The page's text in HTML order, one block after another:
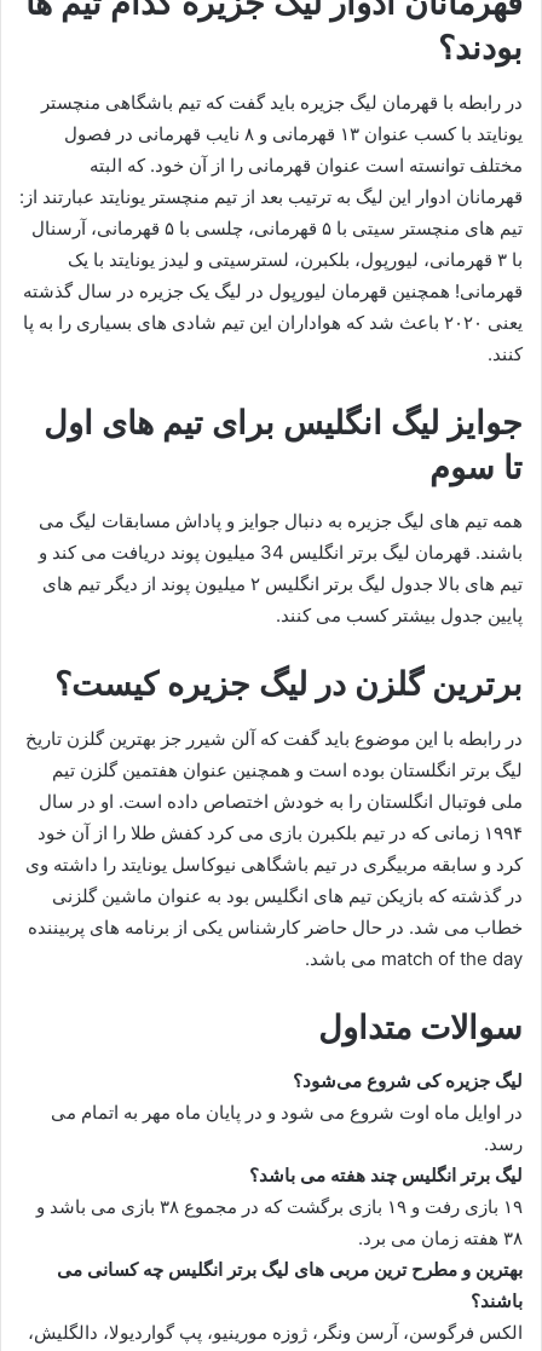
بودند؟
در رابطه با قهرمان لیگ جزیره باید گفت که تیم باشگاهی منچستر
یونایتد با کسب عنوان ۱۳ قهرمانی و ۸ نایب قهرمانی در فصول
مختلف توانسته است عنوان قهرمانی را از آن خود. که البته
قهرمانان ادوار این لیگ به ترتیب بعد از تیم منچستر یونایتد عبارتند از:
تیم های منچستر سیتی با ۵ قهرمانی، چلسی با ۵ قهرمانی، آرسنال
با ۳ قهرمانی، لیورپول، بلکبرن، لسترسیتی و لیدز یونایتد با یک
قهرمانی! همچنین قهرمان لیورپول در لیگ یک جزیره در سال گذشته
یعنی ۲۰۲۰ باعث شد که هواداران این تیم شادی های بسیاری را به پا
کنند.
جوایز لیگ انگلیس برای تیم های اول
تا سوم
همه تیم های لیگ جزیره به دنبال جوایز و پاداش مسابقات لیگ می
باشند. قهرمان لیگ برتر انگلیس 34 میلیون پوند دریافت می کند و
تیم‌ های بالا جدول لیگ برتر انگلیس ۲ میلیون پوند از دیگر تیم‌ های
پایین جدول بیشتر کسب می‌ کنند.
برترین گلزن در لیگ جزیره کیست؟
در رابطه با این موضوع باید گفت که آلن شیرر جز بهترین گلزن تاریخ
لیگ برتر انگلستان بوده است و همچنین عنوان هفتمین گلزن تیم
ملی فوتبال انگلستان را به خودش اختصاص داده است. او در سال
۱۹۹۴ زمانی که در تیم بلکبرن بازی می کرد کفش طلا را از آن خود
کرد و سابقه مربیگری در تیم باشگاهی نیوکاسل یونایتد را داشته وی
در گذشته که بازیکن تیم های انگلیس بود به عنوان ماشین گلزنی
خطاب می شد. در حال حاضر کارشناس یکی از برنامه های پربیننده
match of the day می باشد.
سوالات متداول
لیگ جزیره کی شروع می‌شود؟
در اوایل ماه اوت شروع می شود و در پایان ماه مهر به اتمام می
رسد‌. ‌
لیگ برتر انگلیس چند هفته می باشد؟
۱۹ بازی رفت و ۱۹ بازی برگشت که در مجموع ۳۸ بازی می باشد و
۳۸ هفته زمان می‌ برد.
بهترین و مطرح ترین مربی های لیگ برتر انگلیس چه کسانی می
باشند؟
الکس فرگوسن، آرسن ونگر، ژوزه مورینیو، پپ گواردیولا، دالگلیش،